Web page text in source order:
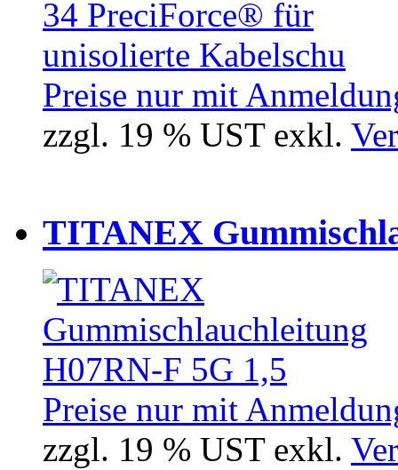
Preise nur mit
zzgl. 19 % UST exkl.
TITANEX
Preise nur mit
zzgl. 19 % UST exkl.